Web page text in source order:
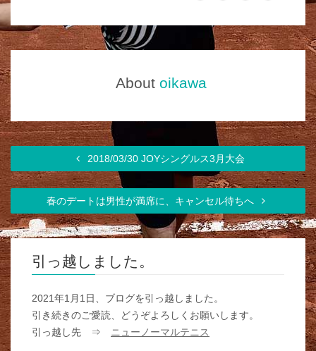
About oikawa
2018/03/30 JOYシングルス3月大会
春のデートは男性が満席に、キャンセル待ちへ
引っ越しました。
2021年1月1日、ブログを引っ越しました。
引き続きのご愛読、どうぞよろしくお願いします。
引っ越し先 ⇒ ニューノーマルテニス